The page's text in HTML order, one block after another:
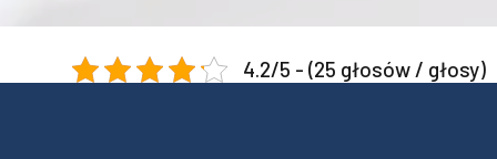
4.2/5 - (25 głosów / głosy)